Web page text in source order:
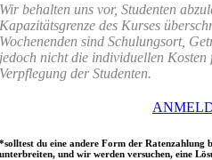
Wir behalten uns vor, Studenten
Kapazitätsgrenze des Kurses
Wochenenden sind Schulungsort,
jedoch nicht die individuellen
Verpflegung der Studenten.
*solltest du eine andere Form der Ratenzahlung
unterbreiten, und wir werden versuchen, eine